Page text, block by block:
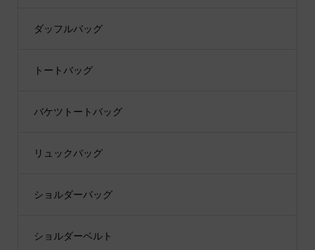
ダッフルバッグ
トートバッグ
バケツトートバッグ
リュックバッグ
ショルダーバッグ
ショルダーベルト